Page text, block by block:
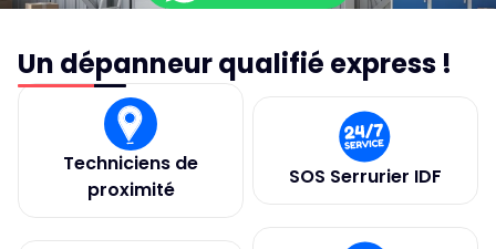
Un dépanneur qualifié express !
Techniciens de
proximité
SOS Serrurier IDF